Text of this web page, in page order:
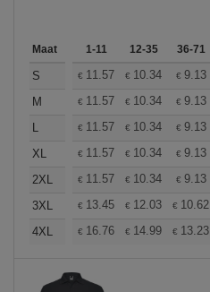
Maat 1-11 12-35 36-71
S € 11.57 € 10.34 € 9.13
M
€ 11.57 € 10.34 € 9.13
L
€ 11.57 € 10.34 € 9.13
XL
€ 11.57 € 10.34 € 9.13
2XL
€ 11.57 € 10.34 € 9.13
3XL
€ 13.45 € 12.03 € 10.62
4XL
€ 16.76 € 14.99 € 13.23